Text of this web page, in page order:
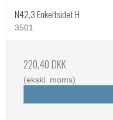
N42,3 Enkeltsidet H
3501
220,40 DKK
(ekskl. moms)